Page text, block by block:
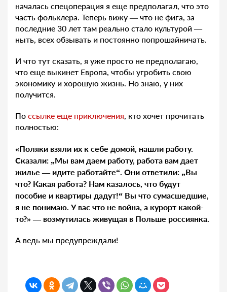
началась спецоперация я еще предполагал, что это
часть фольклера. Теперь вижу — что не фига, за
последние 30 лет там реально стало культурой —
ныть, всех обзывать и постоянно попрошайничать.
И что тут сказать, я уже просто не предполагаю,
что еще выкинет Европа, чтобы угробить свою
экономику и хорошую жизнь. Но знаю, у них
получится.
По ссылке еще приключения , кто хочет прочитать
полностью:
«Поляки взяли их к себе домой, нашли работу.
Сказали: „Мы вам даем работу, работа вам дает
жилье — идите работайте“. Они ответили: „Вы
что? Какая работа? Нам казалось, что будут
пособие и квартиры дадут!“ Вы что сумасшедшие,
я не понимаю. У вас что не война, а курорт какой-
то?» — возмутилась живущая в Польше россиянка.
А ведь мы предупреждали!